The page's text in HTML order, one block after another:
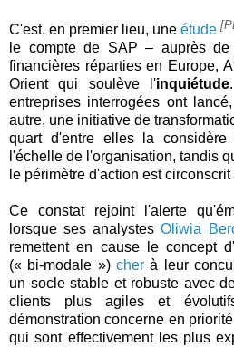
C'est, en premier lieu, une étude
le compte de SAP – auprès
financières réparties en Europe,
Orient qui soulève l'inquiétude
entreprises interrogées ont
autre, une initiative de
quart d'entre elles la
l'échelle de l'organisation, tandis
le périmètre d'action est
Ce constat rejoint l'alerte
lorsque ses analystesOliwia
remettent en cause le concept
(« bi-modale ») cher à leur
un socle stable et robuste avec
clients plus agiles et
démonstration concerne en
qui sont effectivement les plus